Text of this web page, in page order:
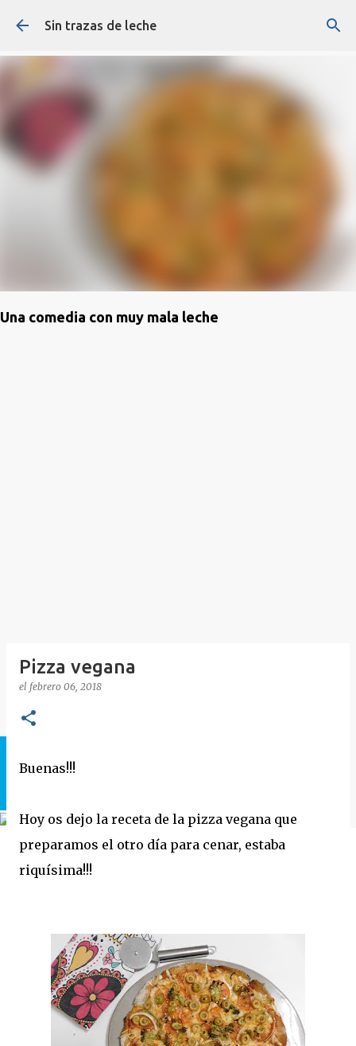
Ir al contenido principal
Sin trazas de leche
Una comedia con muy mala leche
Pizza vegana
el febrero 06, 2018
Buenas!!!
Hoy os dejo la receta de la pizza vegana que
preparamos el otro día para cenar, estaba
riquísima!!!